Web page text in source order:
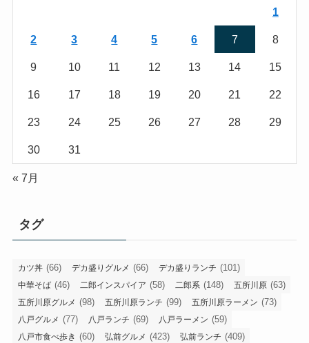
1
2 3 4 5 6 7 8
9 10 11 12 13 14 15
16 17 18 19 20 21 22
23 24 25 26 27 28 29
30 31
« 7月
タグ
カツ丼 (66) デカ盛りグルメ (66) デカ盛りランチ (101)
中華そば (46) 二郎インスパイア (58) 二郎系 (148) 五所川原 (63)
五所川原グルメ (98) 五所川原ランチ (99) 五所川原ラーメン (73)
八戸グルメ (77) 八戸ランチ (69) 八戸ラーメン (59)
八戸市食べ歩き (60) 弘前グルメ (423) 弘前ランチ (409)